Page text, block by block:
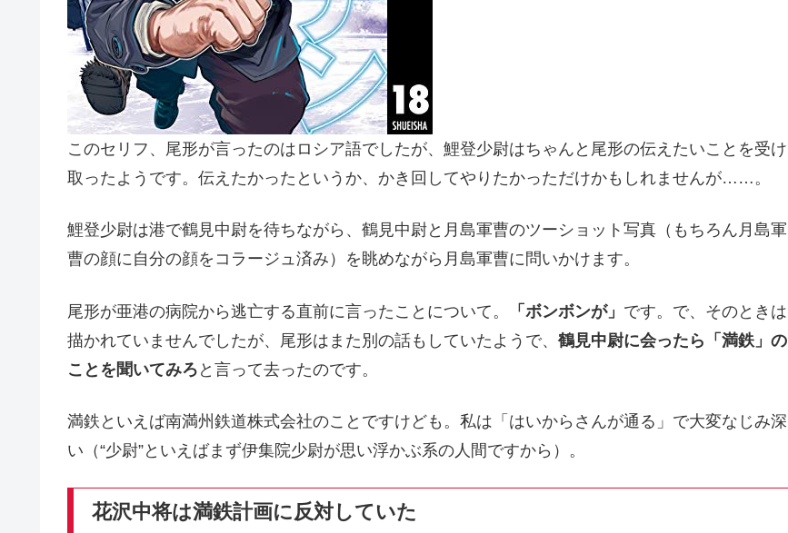
このセリフ、尾形が言ったのはロシア語でしたが、鯉登少尉はちゃんと尾形の伝えたいことを受け
取ったようです。伝えたかったというか、かき回してやりたかっただけかもしれませんが……。
鯉登少尉は港で鶴見中尉を待ちながら、鶴見中尉と月島軍曹のツーショット写真（もちろん月島軍
曹の顔に自分の顔をコラージュ済み）を眺めながら月島軍曹に問いかけます。
尾形が亜港の病院から逃亡する直前に言ったことについて。 「ボンボンが」 です。で、そのときは
描かれていませんでしたが、尾形はまた別の話もしていたようで、 鶴見中尉に会ったら「満鉄」の
ことを聞いてみろ と言って去ったのです。
満鉄といえば南満州鉄道株式会社のことですけども。私は「はいからさんが通る」で大変なじみ深
い（“少尉”といえばまず伊集院少尉が思い浮かぶ系の人間ですから）。
花沢中将は満鉄計画に反対していた